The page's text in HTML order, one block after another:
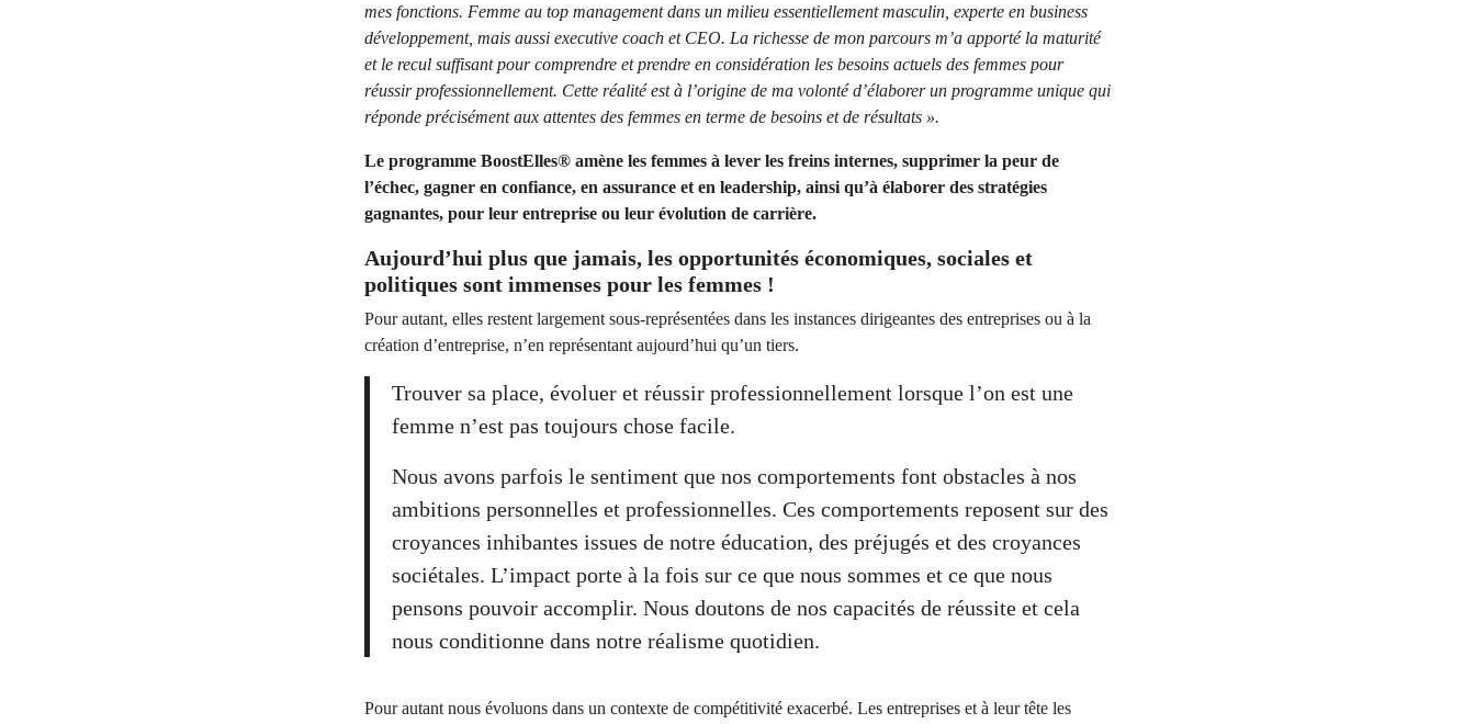
mes fonctions. Femme au top management dans un milieu essentiellement masculin, experte en business
développement, mais aussi executive coach et CEO. La richesse de mon parcours m’a apporté la maturité
et le recul suffisant pour comprendre et prendre en considération les besoins actuels des femmes pour
réussir professionnellement. Cette réalité est à l’origine de ma volonté d’élaborer un programme unique qui
réponde précisément aux attentes des femmes en terme de besoins et de résultats ».
Le programme BoostElles® amène les femmes à lever les freins internes, supprimer la peur de
l’échec, gagner en confiance, en assurance et en leadership, ainsi qu’à élaborer des stratégies
gagnantes, pour leur entreprise ou leur évolution de carrière.
Aujourd’hui plus que jamais, les opportunités économiques, sociales et
politiques sont immenses pour les femmes !
Pour autant, elles restent largement sous-représentées dans les instances dirigeantes des entreprises ou à la
création d’entreprise, n’en représentant aujourd’hui qu’un tiers.
Trouver sa place, évoluer et réussir professionnellement lorsque l’on est une
femme n’est pas toujours chose facile.
Nous avons parfois le sentiment que nos comportements font obstacles à nos
ambitions personnelles et professionnelles. Ces comportements reposent sur des
croyances inhibantes issues de notre éducation, des préjugés et des croyances
sociétales. L’impact porte à la fois sur ce que nous sommes et ce que nous
pensons pouvoir accomplir. Nous doutons de nos capacités de réussite et cela
nous conditionne dans notre réalisme quotidien.
Pour autant nous évoluons dans un contexte de compétitivité exacerbé. Les entreprises et à leur tête les